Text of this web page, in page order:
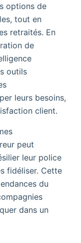
options de
tout en
retraités. En
de
outils
leurs besoins,
client.
peut
leur police
fidéliser. Cette
du
dans un